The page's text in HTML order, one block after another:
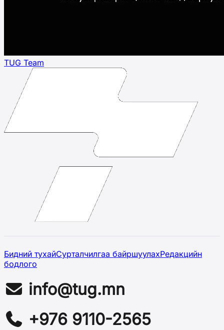
TUG Team
Бидний тухайСурталчилгаа байршуулахРедакцийн
бодлого
info@tug.mn
+976 9110-2565